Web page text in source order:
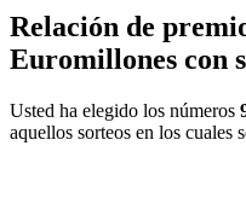
Relación de
Euromillones con
Usted ha elegido los números
aquellos sorteos en los cuales